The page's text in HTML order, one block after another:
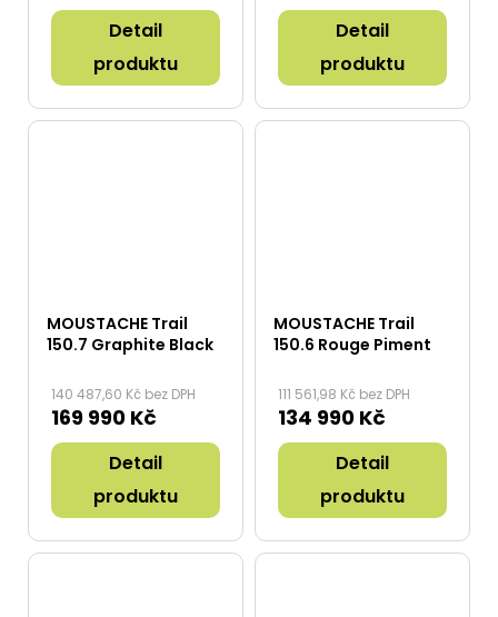
Detail
produktu
Detail
produktu
MOUSTACHE Trail
150.7 Graphite Black
140 487,60 Kč bez DPH
169 990 Kč
Detail
produktu
MOUSTACHE Trail
150.6 Rouge Piment
111 561,98 Kč bez DPH
134 990 Kč
Detail
produktu